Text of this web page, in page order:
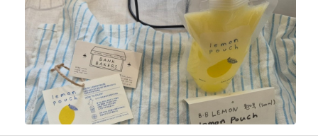
들어하셨습니다. 앞으로도 쭉 다양한 라벨지 더 활용해보고 싶네요.